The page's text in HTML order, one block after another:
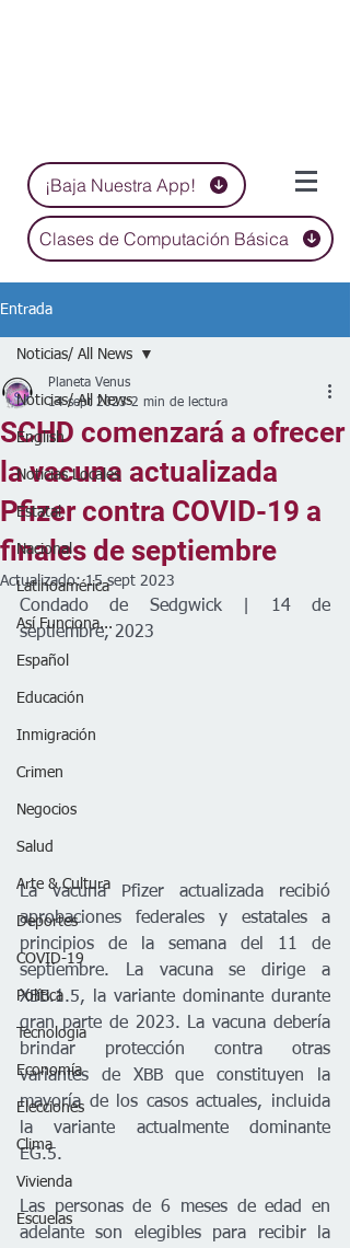
¡Baja Nuestra App!
Clases de Computación Básica
Entrada
Noticias/ All News
English
Noticias Locales
Estatal
Nacional
Latinoamérica
Así Funciona...
Español
Educación
Inmigración
Crimen
Negocios
Salud
Arte & Cultura
Deportes
COVID-19
Política
Tecnología
Economía
Elecciones
Clima
Vivienda
Escuelas
Noticias/ All News
SCHD comenzará a ofrecer
la vacuna actualizada
Pfizer contra COVID-19 a
finales de septiembre
Planeta Venus
14 sept 2023 2 min de lectura
Actualizado:15 sept 2023
Condado de Sedgwick | 14 de
septiembre, 2023
La vacuna Pfizer actualizada recibió
aprobaciones federales y estatales a
principios de la semana del 11 de
septiembre. La vacuna se dirige a
XBB.1.5, la variante dominante durante
gran parte de 2023. La vacuna debería
brindar protección contra otras
variantes de XBB que constituyen la
mayoría de los casos actuales, incluida
la variante actualmente dominante
EG.5.
Las personas de 6 meses de edad en
adelante son elegibles para recibir la